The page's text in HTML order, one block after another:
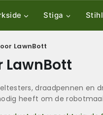
Stiga Stihl
LawnBott
LawnBott
draadpennen en
heeft om de